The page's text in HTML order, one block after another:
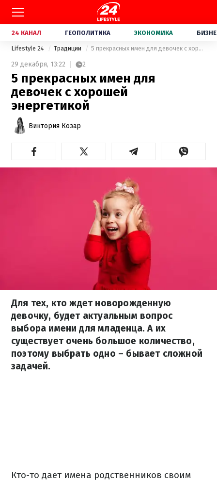
24 КАНАЛ ГЕОПОЛИТИКА ЭКОНОМИКА
Lifestyle 24 Традиции 5 прекрасных имен для девочек с хорошей энергетикой
29 декабря, 13:22 2
5 прекрасных имен для
девочек с хорошей
энергетикой
Виктория Козар
Для тех, кто ждет новорожденную
девочку, будет актуальным вопрос
выбора имени для младенца. А их
существует очень большое количество,
поэтому выбрать одно – бывает сложной
задачей.
Кто-то дает имена родственников своим